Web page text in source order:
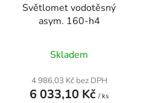
Světlomet vodotěsný
asym. 160-h4
Skladem
4 986,03 Kč bez DPH
6 033,10 Kč / ks